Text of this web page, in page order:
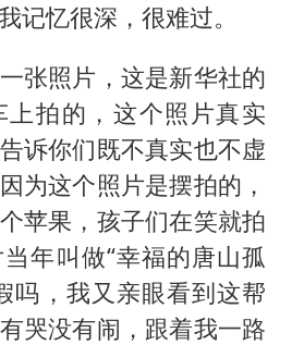
记忆很深，很难过。
张照片，这是新华社的
拍的，这个照片真实
诉你们既不真实也不虚
为这个照片是摆拍的，
苹果，孩子们在笑就拍
年叫做“幸福的唐山孤
吗，我又亲眼看到这帮
哭没有闹，跟着我一路